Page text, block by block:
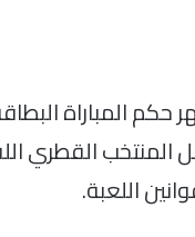
حكم المباراة
المنتخب القطري
اللعبة.